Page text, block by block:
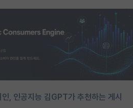
, 인공지능 김GPT가 추천하는 게시